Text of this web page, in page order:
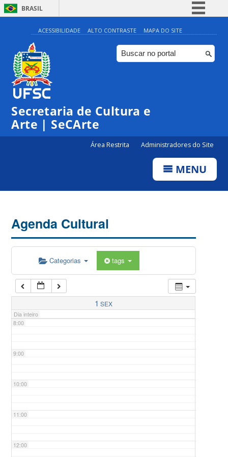
BRASIL
Simplifique!
Comunica BR
Participe
ACESSIBILIDADE ALTO CONTRASTE MAPA DO SITE
Secretaria de Cultura e
Arte | SeCArte
Área Restrita Administradores do Site
MENU
Agenda Cultural
Categorias tags
1 SEX
Dia inteiro
0:00
1:00
5:00
7:00
8:00
9:00
10:00
11:00
12:00